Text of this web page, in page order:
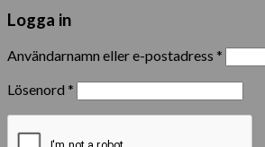
Logga in
Användarnamn eller e-postadress *
Lösenord *